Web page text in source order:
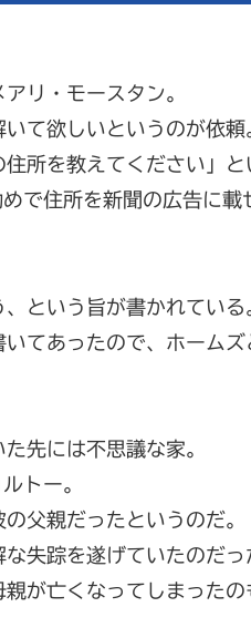
リ・モースタン。
て欲しいというのが依頼
所を教えてください」と
で住所を新聞の広告に
という旨が書かれている
てあったので、ホーム
先には不思議な家。
トー。
父親だったというのだ。
失踪を遂げていたのだっ
が亡くなってしまった